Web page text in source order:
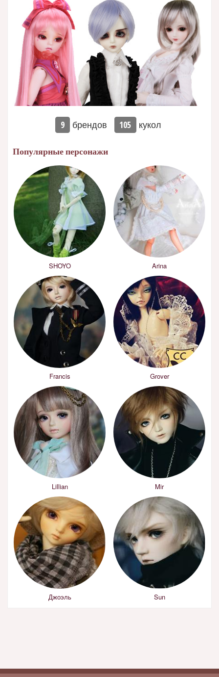
9 брендов 105 кукол
Популярные персонажи
SHOYO Arina
Francis Grover
Lillian Mir
Джоэль Sun